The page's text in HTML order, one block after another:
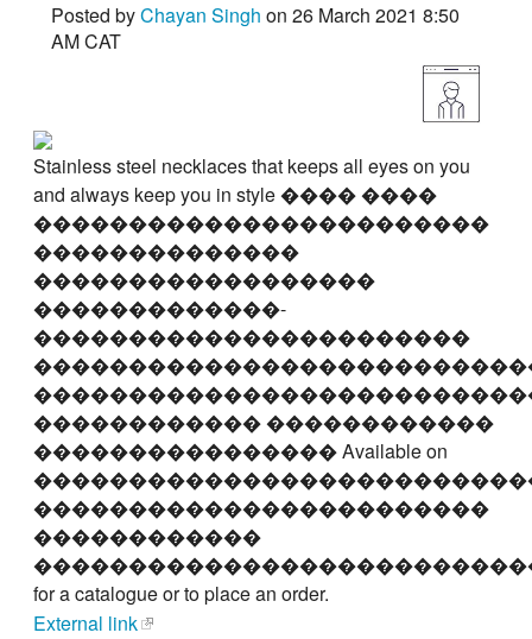
Posted byChayan Singh on 26 March 2021 8:50
AM CAT
Stainless steel necklaces that keeps all eyes on you
and always keep you in style ���� ����
������������������������
��������������
������������������
�������������-
�����������������������
������������ ������������
���������������� Available on
������������������������
������������
for a catalogue or to place an order.
External link